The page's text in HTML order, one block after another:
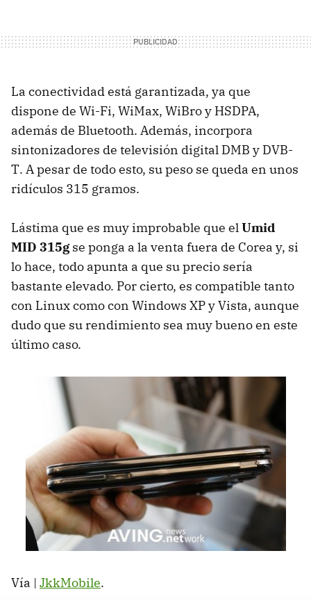
La conectividad está garantizada, ya que
dispone de Wi-Fi, WiMax, WiBro y HSDPA,
además de Bluetooth. Además, incorpora
sintonizadores de televisión digital DMB y DVB-
T. A pesar de todo esto, su peso se queda en unos
ridículos 315 gramos.
Lástima que es muy improbable que elUmid
MID 315gse ponga a la venta fuera de Corea y, si
lo hace, todo apunta a que su precio sería
bastante elevado. Por cierto, es compatible tanto
con Linux como con Windows XP y Vista, aunque
dudo que su rendimiento sea muy bueno en este
último caso.
Vía | JkkMobile.